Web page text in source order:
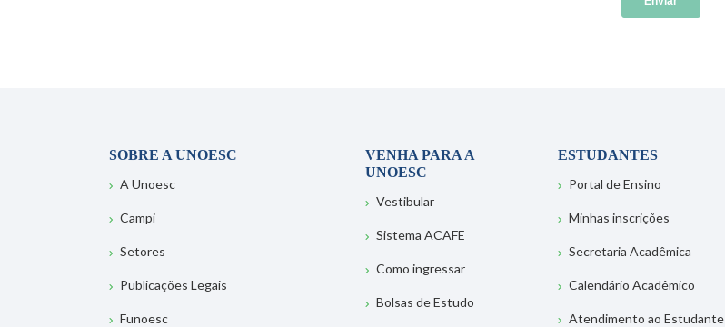
SOBRE A UNOESC
A Unoesc
Campi
Setores
Publicações Legais
Funoesc
VENHA PARA A
UNOESC
Vestibular
Sistema ACAFE
Como ingressar
Bolsas de Estudo
ESTUDANTES
Portal de Ensino
Minhas inscrições
Secretaria Acadêmica
Calendário Acadêmico
Atendimento ao Estudante